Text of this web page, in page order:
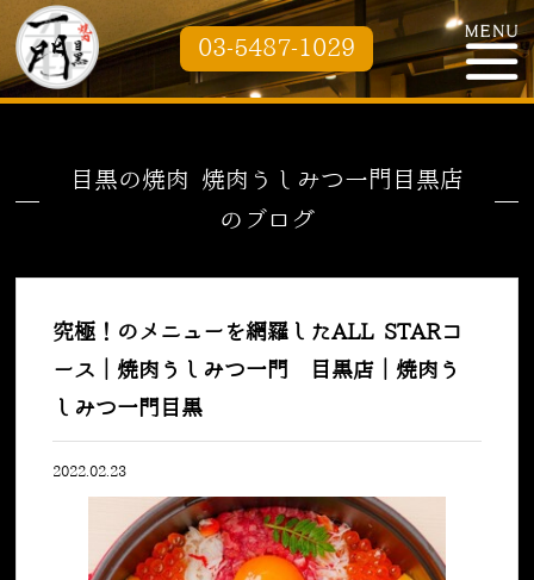
03-5487-1029
目黒の焼肉 焼肉うしみつ一門目黒店
のブログ
究極！のメニューを網羅したALL STARコ
ース｜焼肉うしみつ一門 目黒店｜焼肉う
しみつ一門目黒
2022.02.23